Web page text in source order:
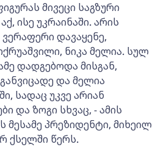
მივეცი საგზური
ისე უკრაინაში. არის
დავაყენე,
ნიკა მელია. სულ
დადგებოდა მისგან,
და მელია
სადაც უკვე არიან
და ზოგი სხვაც, - ამის
მესამე პრეზიდენტი, მიხეილ
ქსელში წერს.